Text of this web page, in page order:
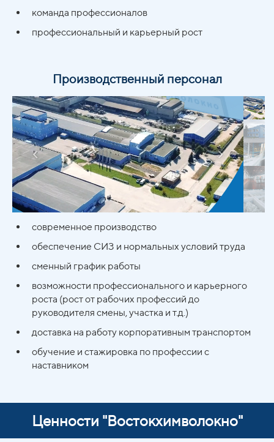
команда профессионалов
профессиональный и карьерный рост
Производственный персонал
современное производство
обеспечение СИЗ и нормальных условий труда
сменный график работы
возможности профессионального и карьерного
роста (рост от рабочих профессий до
руководителя смены, участка и т.д.)
доставка на работу корпоративным транспортом
обучение и стажировка по профессии с
наставником
Ценности "Востокхимволокно"